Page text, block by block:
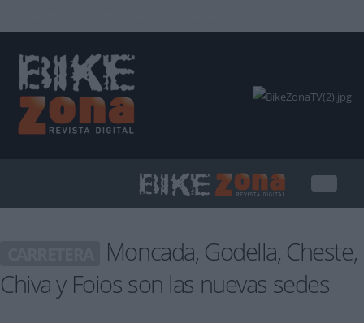
Moncada, Godella, Cheste,
Chiva y Foios son las nuevas sedes